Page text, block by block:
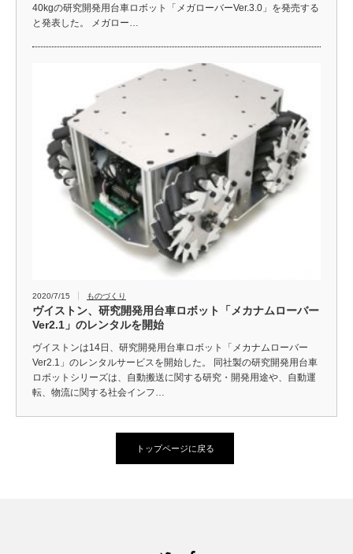
40kgの研究開発用台車ロボット「メガローバーVer.3.0」を発売する
と発表した。 メガロー…
2020/7/15 ものづくり
ヴイストン、研究開発用台車ロボット「メカナムローバー
Ver2.1」のレンタルを開始
ヴイストンは14日、研究開発用台車ロボット「メカナムローバー
Ver2.1」のレンタルサービスを開始した。 同社製の研究開発用台車
ロボットシリーズは、自動搬送に関する研究・開発用途や、自動運
転、物流に関する社会インフ…
トップページに戻る